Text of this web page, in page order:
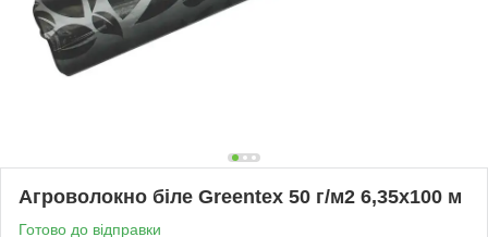
Агроволокно біле Greentex 50 г/м2 6,35x100 м
Готово до відправки